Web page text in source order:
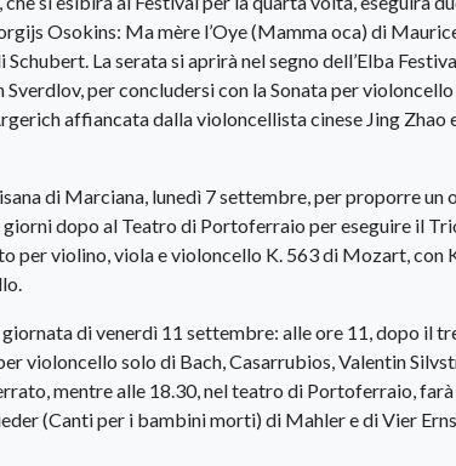
Osokins: Ma mère l’Oye (Mamma oca) di
La serata si aprirà nel segno dell’Elba
per concludersi con la Sonata per
affiancata dalla violoncellista cinese Jing Zhao
di Marciana, lunedì 7 settembre, per proporre
giorni dopo al Teatro di Portoferraio per eseguire il
per violino, viola e violoncello K. 563 di Mozart, con
di venerdì 11 settembre: alle ore 11, dopo il
violoncello solo di Bach, Casarrubios, Valentin
mentre alle 18.30, nel teatro di Portoferraio,
(Canti per i bambini morti) di Mahler e di Vier